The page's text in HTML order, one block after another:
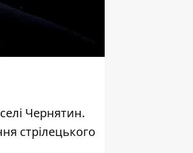
Чернятин.
стрілецького